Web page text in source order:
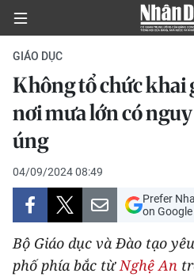
CHÍNH TRỊ
KINH TẾ
VĂN HÓA
XÃ HỘI
PHÁP LUẬT
GIÁO DỤC
Không tổ chức
nơi mưa lớn có
úng
04/09/2024 08:49
Prefer
on Google
Bộ Giáo dục và Đào tạo
phố phía bắc từNghệ An